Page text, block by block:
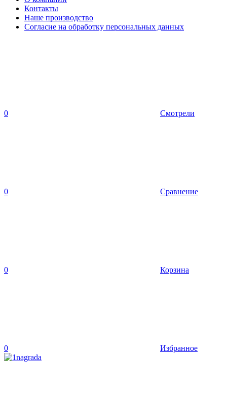
Контакты
Наше производство
Согласие на обработку персональных данных
0 Смотрели
0 Сравнение
0 Корзина
0 Избранное